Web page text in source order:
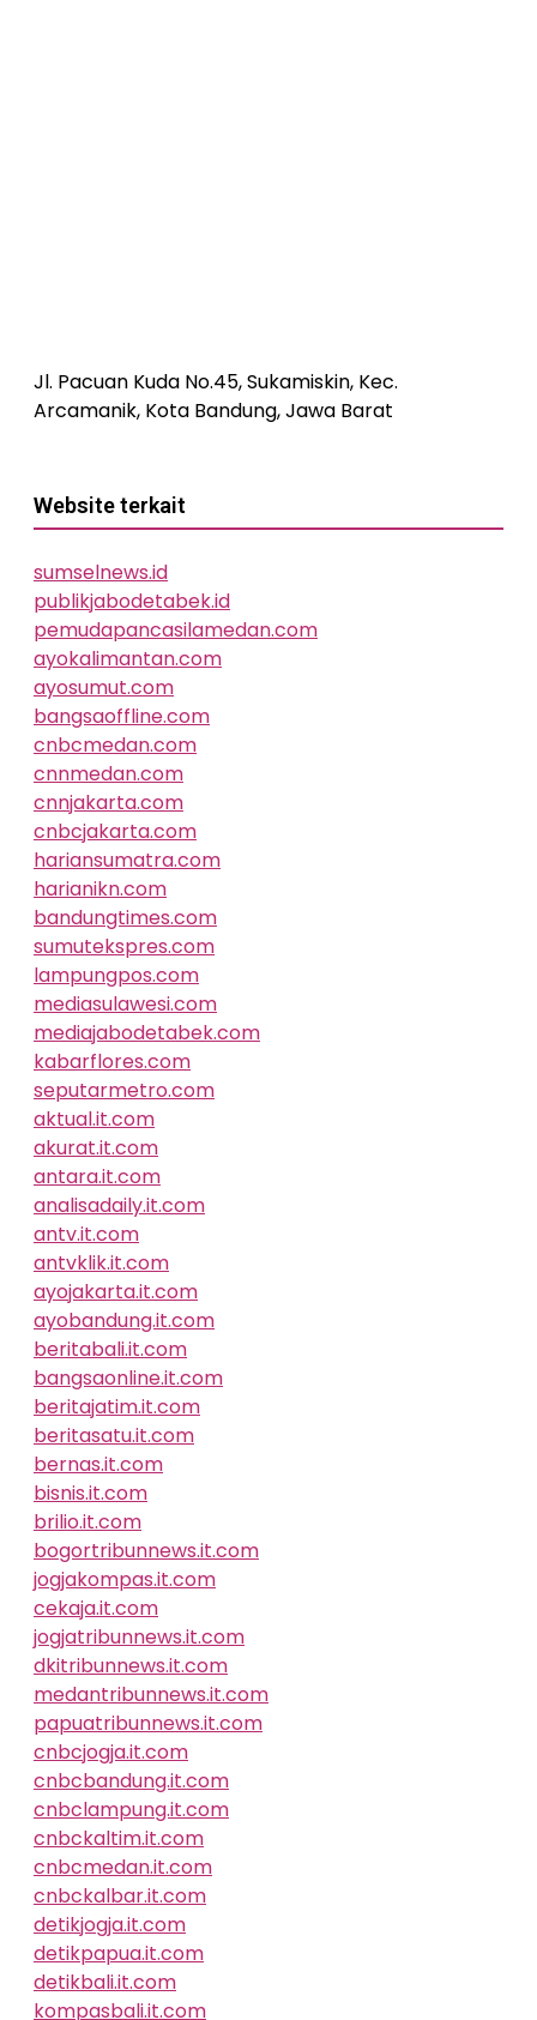
Jl. Pacuan Kuda No.45, Sukamiskin, Kec.
Arcamanik, Kota Bandung, Jawa Barat
Website terkait
sumselnews.id
publikjabodetabek.id
pemudapancasilamedan.com
ayokalimantan.com
ayosumut.com
bangsaoffline.com
cnbcmedan.com
cnnmedan.com
cnnjakarta.com
cnbcjakarta.com
hariansumatra.com
harianikn.com
bandungtimes.com
sumutekspres.com
lampungpos.com
mediasulawesi.com
mediajabodetabek.com
kabarflores.com
seputarmetro.com
aktual.it.com
akurat.it.com
antara.it.com
analisadaily.it.com
antv.it.com
antvklik.it.com
ayojakarta.it.com
ayobandung.it.com
beritabali.it.com
bangsaonline.it.com
beritajatim.it.com
beritasatu.it.com
bernas.it.com
bisnis.it.com
brilio.it.com
bogortribunnews.it.com
jogjakompas.it.com
cekaja.it.com
jogjatribunnews.it.com
dkitribunnews.it.com
medantribunnews.it.com
papuatribunnews.it.com
cnbcjogja.it.com
cnbcbandung.it.com
cnbclampung.it.com
cnbckaltim.it.com
cnbcmedan.it.com
cnbckalbar.it.com
detikjogja.it.com
detikpapua.it.com
detikbali.it.com
kompasbali.it.com